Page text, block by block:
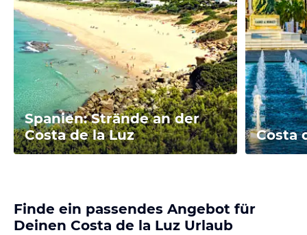
Spanien: Strände an der
Costa de la Luz
Costa
Finde ein passendes Angebot für
Deinen Costa de la Luz Urlaub